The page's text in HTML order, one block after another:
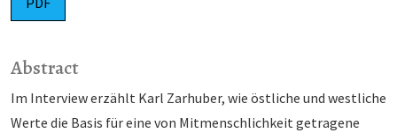
Abstract
Im Interview erzählt Karl Zarhuber, wie östliche und westliche
Werte die Basis für eine von Mitmenschlichkeit getragene